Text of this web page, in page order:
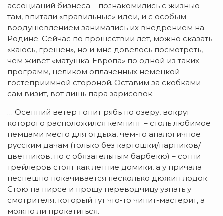
ассоциаций бизнеса – познакомились с жизнью
там, впитали «правильные» идеи, и с особым
воодушевлением занимались их внедрением на
Родине. Сейчас по прошествии лет, можно сказать
«каюсь, грешен», но и мне довелось посмотреть,
чем живет «матушка-Европа» по одной из таких
программ, целиком оплаченных немецкой
гостеприимной стороной. Оставим за скобками
сам визит, вот лишь пара зарисовок.
… Осенний ветер гонит рябь по озеру, вокруг
которого расположился кемпинг – столь любимое
немцами место для отдыха, чем-то аналогичное
русским дачам (только без картошки/парников/
цветников, но с обязательным барбекю) – сотни
трейлеров стоят как летние домики, а у причала
неспешно покачивается несколько дюжин лодок.
Стою на пирсе и прошу переводчицу узнать у
смотрителя, который тут что-то чинит-мастерит, а
можно ли прокатиться.